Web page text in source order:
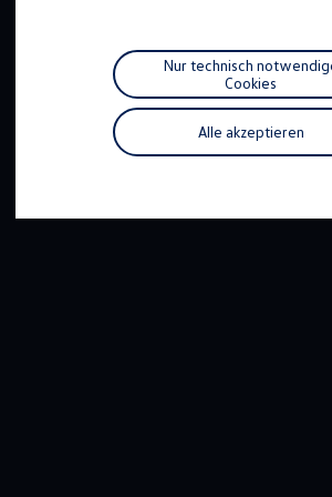
Individualisieren
Wallbox und Ladekabel
Digitale Extras
Dienste für Ihr Modell
Volkswagen Apps, Login
Handy und Fahrzeug
Vorgängermodelle
Alle akzeptieren
Nur technisch
Cookies